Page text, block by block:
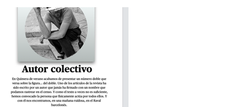
pensarla e interpelarla… que es
justamente lo que nos facilita el
argentino Ramón Starc en su
primera novela, Que se vayan todos
(Candaya).